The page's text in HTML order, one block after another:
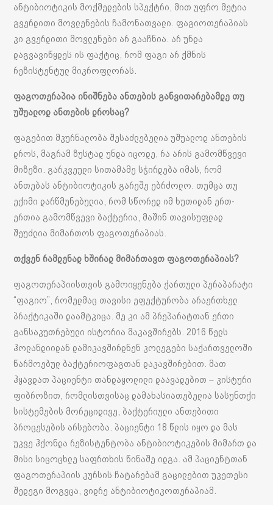
ანტიბიოტიკის მოქმედების სპექტრი, მით უფრო მეტია
გვერდითი მოვლენების ჩამონათვალი. ფაგიოთერაპიას
კი გვერდითი მოვლენები არ გააჩნია. არ უნდა
დაგვავიწყდეს ის ფაქტიც, რომ ფაგი არ ქმნის
რეზისტენტულ მიკროფლორას.
ფაგოთერაპია ინიშნება ანთების განვითარებამდე თუ
უშუალოდ ანთების დროსაც?
ფაგებით მკურნალობა შესაძლებელია უშუალოდ ანთების
დროს, მაგრამ ზუსტად უნდა იცოდე, რა არის გამომწვევი
მიზეზი. გარკვეული სითამამე სჭირდება იმას, რომ
ანთებას ანტიბიოტიკის გარეშე ებრძოლო. თუმცა თუ
ექიმი დარწმუნებულია, რომ სწორედ იმ ხუთიდან ერთ-
ერთია გამომწვევი ბაქტერია, მაშინ თავისუფლად
შეუძლია მიმართოს ფაგოთერაპიას.
თქვენ რამდენად ხშირად მიმართავთ ფაგოთერაპიას?
ფაგოთერაპიისთვის გამოიყენება ქართული პერაპარატი
“ფაგიო”, რომელმაც თავისი ეფექტურობა არაერთხელ
პრაქტიკაში დაამტკიცა. მე კი ამ პრეპარატთან ერთი
განსაკუთრებული ისტორია მაკავშირებს. 2016 წელს
ჰოლანდიიდან დამიკავშირდნენ კოლეგები საქართველოში
წარმოებულ ბაქტერიოფაგთან დაკავშირებით. მათ
ჰყავდათ პაციენტი თანდაყოლილი დაავადებით – კისტური
ფიბროზით, რომლისთვისაც დამახასიათებელია სასუნთქი
სისტემების მორეციდივე, ბაქტერიული ანთებითი
პროცესების არსებობა. პაციენტი 18 წლის იყო და მას
უკვე ჰქონდა რეზისტენტობა ანტიბიოტიკების მიმართ და
მისი სიცოცხლე საფრთხის წინაშე იდგა. ამ პაციენტთან
ფაგოთერაპიის კურსის ჩატარებამ გაცილებით უკეთესი
შედეგი მოგვცა, ვიდრე ანტიბიოტიკოთერაპიამ.